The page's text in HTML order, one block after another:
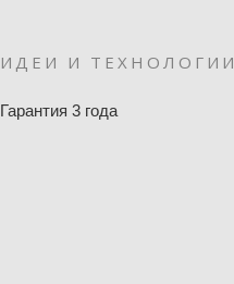
ИДЕИ И ТЕХНОЛОГИИ
Гарантия 3 года